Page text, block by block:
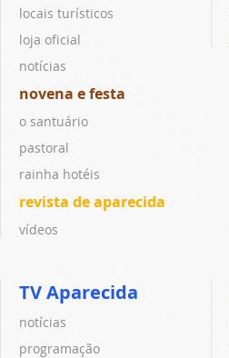
locais turísticos
loja oficial
notícias
novena e festa
o santuário
pastoral
rainha hotéis
revista de aparecida
vídeos
TV Aparecida
notícias
programação